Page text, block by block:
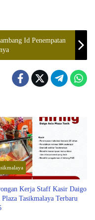
Id Penempatan
Kerja Staff Kasir Daigo
Plaza Tasikmalaya Terbaru